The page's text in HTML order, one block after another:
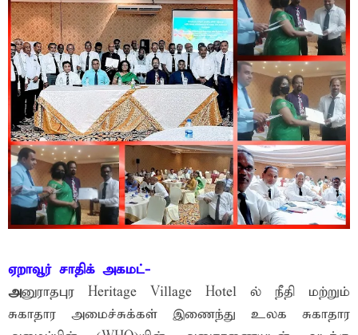
ஏறாவூர் சாதிக் அகமட்-
அனுராதபுர Heritage Village Hotel ல் நீதி மற்றும்
சுகாதார அமைச்சுக்கள் இணைந்து உலக சுகாதார